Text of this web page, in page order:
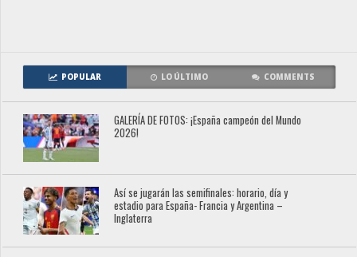
POPULAR LO ÚLTIMO COMMENTS
GALERÍA DE FOTOS: ¡España campeón del Mundo
2026!
Así se jugarán las semifinales: horario, día y
estadio para España- Francia y Argentina –
Inglaterra